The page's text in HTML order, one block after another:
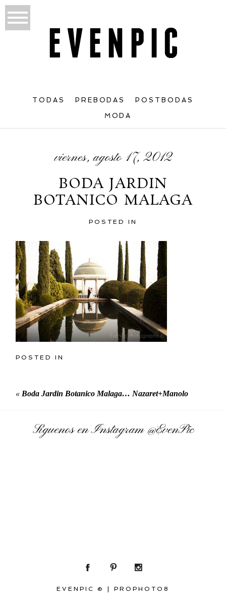
TODAS PREBODAS POSTBODAS
MODA
viernes, agosto 17, 2012
BODA JARDIN
BOTANICO MALAGA
POSTED IN
POSTED IN
« Boda Jardin Botanico Malaga… Nazaret+Manolo
Síguenos en Instagram@EvenPic
EVENPIC © PROPHOTO8